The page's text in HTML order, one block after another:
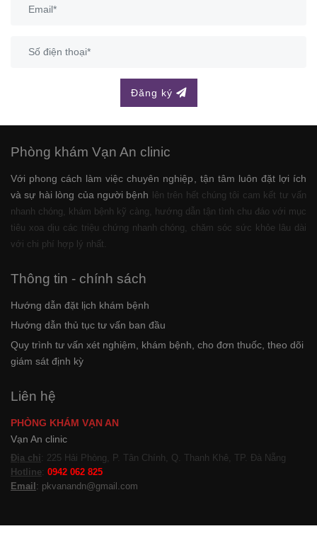
Đăng ký
Phòng khám Vạn An clinic
Với phong cách làm việc chuyên nghiệp, tận tâm luôn đặt lợi ích
và sự hài lòng của người bệnh
lên trên hết chúng tôi cam kết tư vấn
nhanh chóng, khám bệnh kỹ càng, hướng dẫn tận tình chu đáo với mục
tiêu xoa dịu các triệu chứng nhanh chóng, chăm sóc sức khỏe lâu dài
với chi phí hợp lý nhất.
Thông tin - chính sách
Hướng dẫn đặt lịch khám bệnh
Hướng dẫn thủ tục tư vấn ban đầu
Quy trình tư vấn xét nghiệm, khám bệnh, cho đơn thuốc, theo dõi
giám sát định kỳ
Liên hệ
PHÒNG KHÁM VẠN AN
Vạn An clinic
Địa chỉ: 225 Hải Phòng, P. Tân Chính, Q. Thanh Khê, TP. Đà Nẵng
Hotline: 0942 062 825
Email : pkvanandn@gmail.com